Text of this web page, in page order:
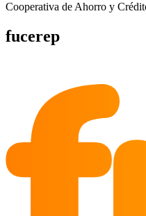
Cooperativa de Ahorro y
fucerep